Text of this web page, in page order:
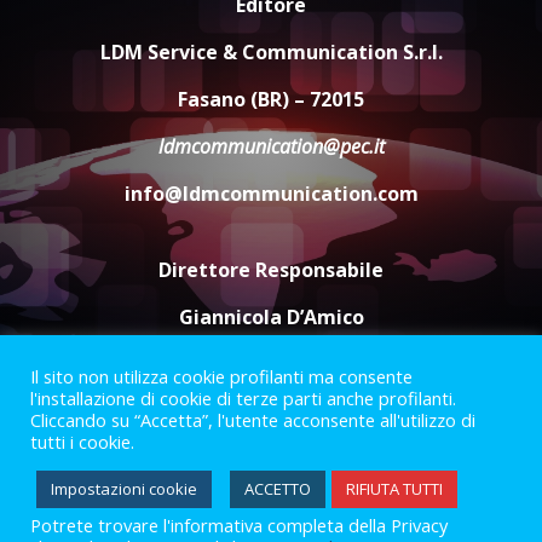
Rivoluzione”: nuovo
appuntamento con “Fasano in
7 Agosto 2026 06:05
US Fasano, Scianaro: “Profonda
amarezza per esclusione dal
campionato di calcio”
7 Agosto 2026 06:00
LDM Service & Communication S.r.l.
Fasano (BR) – 72015
ldmcommunication@pec.it
info@ldmcommunication.com
Direttore Responsabile
Giannicola D’Amico
Termini e Condizioni
Privacy Policy
Informazioni Legali
Facebook
Instagram
Youtube
2023 © Gofasano|Powered byCreativestudio
Il sito non utilizza cookie profilanti ma consente
l'installazione di cookie di terze parti anche profilanti.
Cliccando su “Accetta”, l'utente acconsente all'utilizzo di
tutti i cookie.
Impostazioni cookie ACCETTO RIFIUTA TUTTI
Potrete trovare l'informativa completa della Privacy